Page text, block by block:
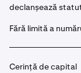
declanșează
Fără limită a
Cerință de capital